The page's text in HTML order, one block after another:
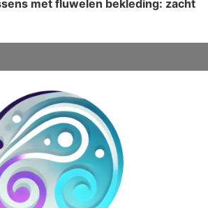
met fluwelen bekleding: zacht